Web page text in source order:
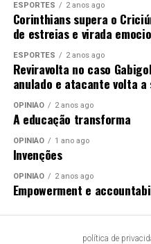
ESPORTES 2 anos ago
Corinthians supera o
de estreias e virada
ESPORTES 2 anos ago
Reviravolta no caso
anulado e atacante volta a
OPINIÃO 2 anos ago
A educação transforma
OPINIÃO 1 ano ago
Invenções
OPINIÃO 2 anos ago
Empowerment e
política de